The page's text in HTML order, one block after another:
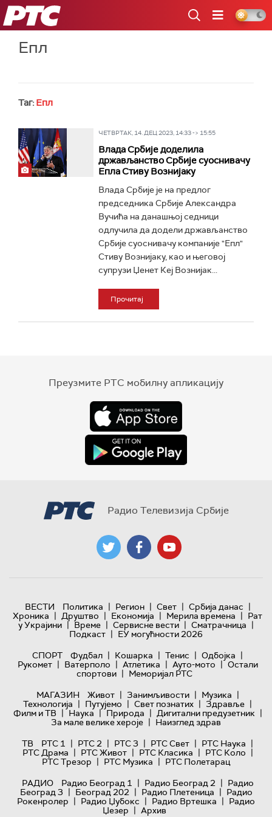
РТС
Епл
Таг: Епл
ЧЕТВРТАК, 14. ДЕЦ 2023, 14:33 -> 15:55
Влада Србије доделила
држављанство Србије суоснивачу
Епла Стиву Вознијаку
Влада Србије је на предлог
председника Србије Александра
Вучића на данашњој седници
одлучила да додели држављанство
Србије суоснивачу компаније "Епл"
Стиву Вознијаку, као и његовој
супрузи Џенет Кеј Вознијак...
Прочитај
Преузмите РТС мобилну апликацију
Радио Телевизија Србије
ВЕСТИ Политика | Регион | Свет | Србија данас |
Хроника | Друштво | Економија | Мерила времена | Рат
у Украјини | Време | Сервисне вести | Сматрачница |
Подкаст | ЕУ могућности 2026
СПОРТ
Фудбал | Кошарка | Тенис | Одбојка |
Рукомет | Ватерполо | Атлетика | Ауто-мото | Остали
спортови | Меморијал РТС
МАГАЗИН
Живот | Занимљивости | Музика |
Технологијa | Путујемо | Свет познатих | Здравље |
Филм и ТВ | Наука | Природа | Дигитални предузетник |
За мале велике хероје | Наизглед здрав
ТВ
РТС 1 | РТС 2 | РТС 3 | РТС Свет | РТС Наука |
РТС Драма | РТС Живот | РТС Класика | РТС Коло |
РТС Трезор | РТС Музика | РТС Полетарац
РАДИО
Радио Београд 1 | Радио Београд 2 | Радио
Београд 3 | Београд 202 | Радио Плетеница | Радио
Рокенролер | Радио Џубокс | Радио Вртешка | Радио
Џезер | Архив